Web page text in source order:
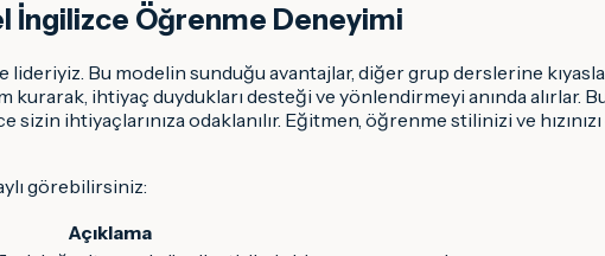
İngilizce Öğrenme Deneyimi
Bu modelin sunduğu avantajlar, diğer grup derslerine
ihtiyaç duydukları desteği ve yönlendirmeyi anında alırlar.
ihtiyaçlarınıza odaklanılır. Eğitmen, öğrenme stilinizi ve
görebilirsiniz:
Açıklama